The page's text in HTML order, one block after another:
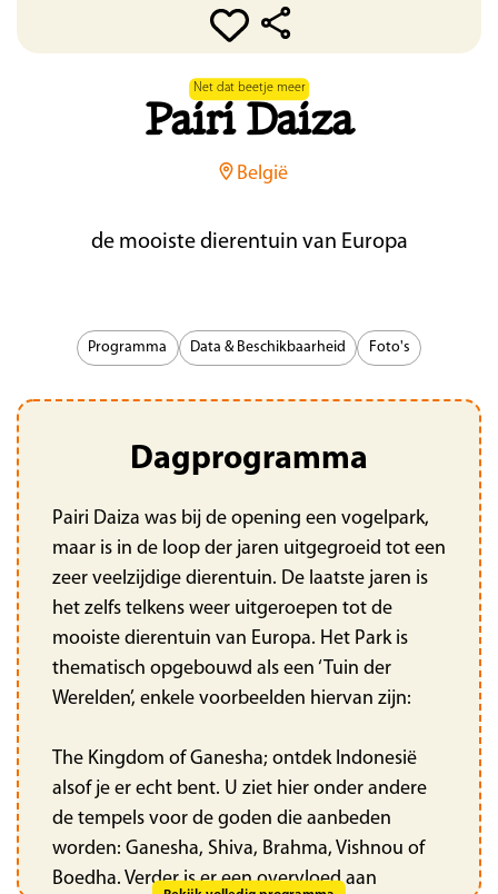
Net dat beetje meer
Pairi Daiza
België
de mooiste dierentuin van Europa
Programma Data & Beschikbaarheid Foto's
Dagprogramma
Pairi Daiza was bij de opening een vogelpark,
maar is in de loop der jaren uitgegroeid tot een
zeer veelzijdige dierentuin. De laatste jaren is
het zelfs telkens weer uitgeroepen tot de
mooiste dierentuin van Europa. Het Park is
thematisch opgebouwd als een ‘Tuin der
Werelden’, enkele voorbeelden hiervan zijn:
The Kingdom of Ganesha; ontdek Indonesië
alsof je er echt bent. U ziet hier onder andere
de tempels voor de goden die aanbeden
worden: Ganesha, Shiva, Brahma, Vishnou of
Boedha. Verder is er een overvloed aan